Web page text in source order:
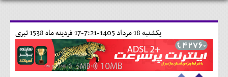
17 فردينه ماه 1538 تبری يکشنبه 18 مرداد 1405-7:21-